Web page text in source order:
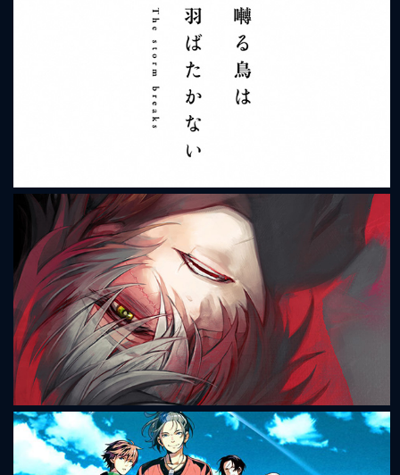
Sweet Pool
Saezuru Tori wa Habatakanai - The storm
breaks